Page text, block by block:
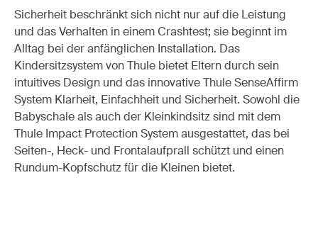
Sicherheit beschränkt sich nicht nur auf die Leistung
und das Verhalten in einem Crashtest; sie beginnt im
Alltag bei der anfänglichen Installation. Das
Kindersitzsystem von Thule bietet Eltern durch sein
intuitives Design und das innovative Thule SenseAffirm
System Klarheit, Einfachheit und Sicherheit. Sowohl die
Babyschale als auch der Kleinkindsitz sind mit dem
Thule Impact Protection System ausgestattet, das bei
Seiten-, Heck- und Frontalaufprall schützt und einen
Rundum-Kopfschutz für die Kleinen bietet.